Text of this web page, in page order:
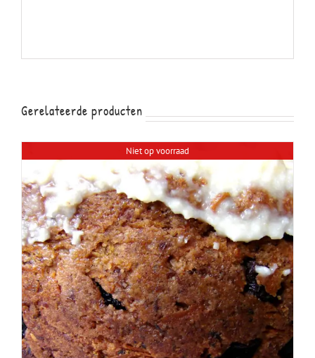
Gerelateerde producten
Niet op voorraad